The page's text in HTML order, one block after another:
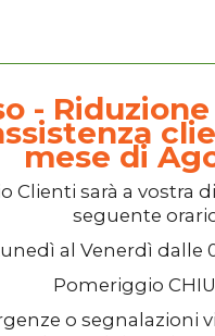
-
mese di
Clienti sarà a vostra
seguente
al Venerdì dalle
Pomeriggio
o segnalazioni